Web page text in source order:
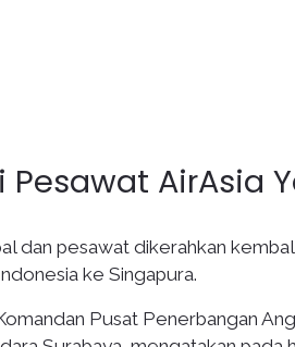
AirAsia
dan pesawat dikerahkan
ke Singapura.
Pusat Penerbangan